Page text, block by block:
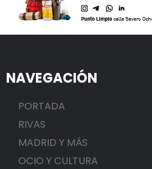
NAVEGACIÓN
PORTADA
RIVAS
MADRID Y MÁS
OCIO Y CULTURA